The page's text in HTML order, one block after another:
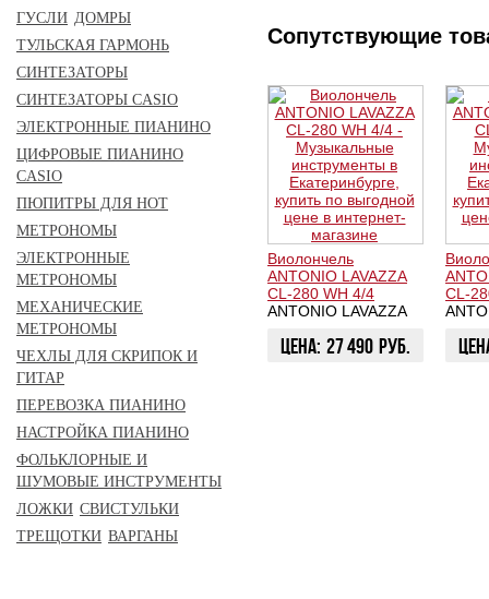
Сопутствующие
Виолончель
ANTONIO LAVAZZA
CL-280 WH 4/4
ANTONIO LAVAZZA
Цена: 27 490 руб.
CL-
ГУСЛИ ДОМРЫ
ТУЛЬСКАЯ ГАРМОНЬ
СИНТЕЗАТОРЫ
СИНТЕЗАТОРЫ CASIO
ЭЛЕКТРОННЫЕ ПИАНИНО
ЦИФРОВЫЕ ПИАНИНО
CASIO
ПЮПИТРЫ ДЛЯ НОТ
МЕТРОНОМЫ
ЭЛЕКТРОННЫЕ
МЕТРОНОМЫ
МЕХАНИЧЕСКИЕ
МЕТРОНОМЫ
ЧЕХЛЫ ДЛЯ СКРИПОК И
ГИТАР
ПЕРЕВОЗКА ПИАНИНО
НАСТРОЙКА ПИАНИНО
ФОЛЬКЛОРНЫЕ И
ШУМОВЫЕ ИНСТРУМЕНТЫ
ЛОЖКИ СВИСТУЛЬКИ
ТРЕЩОТКИ ВАРГАНЫ